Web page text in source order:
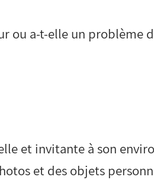
ou a-t-elle un problème
et invitante à son
et des objets